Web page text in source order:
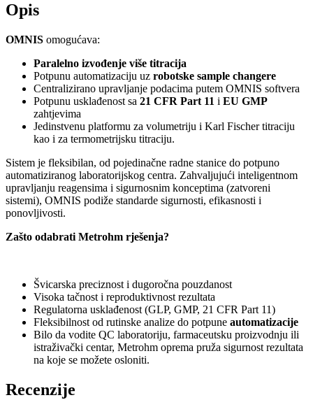
Opis
OMNIS omogućava:
Paralelno izvođenje više titracija
Potpunu automatizaciju uz robotske sample changere
Centralizirano upravljanje podacima putem OMNIS softvera
Potpunu usklađenost sa 21 CFR Part 11 i EU GMP
zahtjevima
Jedinstvenu platformu za volumetriju i Karl Fischer titraciju
kao i za termometrijsku titraciju.
Sistem je fleksibilan, od pojedinačne radne stanice do potpuno
automatiziranog laboratorijskog centra. Zahvaljujući inteligentnom
upravljanju reagensima i sigurnosnim konceptima (zatvoreni
sistemi), OMNIS podiže standarde sigurnosti, efikasnosti i
ponovljivosti.
Zašto odabrati Metrohm rješenja?
Švicarska preciznost i dugoročna pouzdanost
Visoka tačnost i reproduktivnost rezultata
Regulatorna usklađenost (GLP, GMP, 21 CFR Part 11)
Fleksibilnost od rutinske analize do potpune automatizacije
Bilo da vodite QC laboratoriju, farmaceutsku proizvodnju ili
istraživački centar, Metrohm oprema pruža sigurnost rezultata
na koje se možete osloniti.
Recenzije